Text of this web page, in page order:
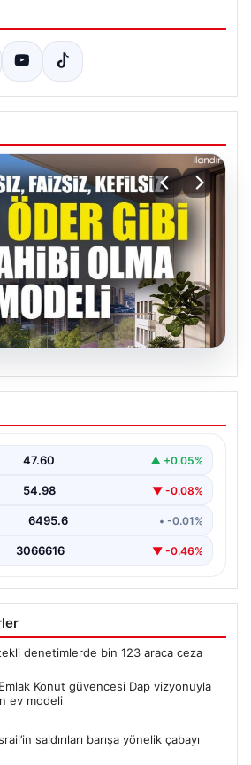
bir ilk! Emlak Konut
vizyonuyla kendi
47.60 ▲ +0.05%
54.98 ▼ -0.08%
6495.6 • -0.01%
3066616 ▼ -0.46%
denetimlerde bin 123 araca ceza
Emlak Konut güvencesi Dap vizyonuyla
ev modeli
saldırıları barışa yönelik çabayı